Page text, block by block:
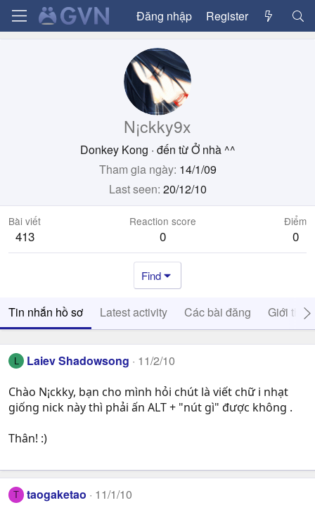
Đăng nhập Register
N¡ckky9x
Donkey Kong · đến từỞ nhà ^^
Tham gia ngày 14/1/09
Last seen 20/12/10
Bài viết
413
Reaction score
0
Điểm
0
Find
Tin nhắn hồ sơ Latest activity Các bài đăng Giới thiệu
L Laiev Shadowsong 11/2/10
Chào N¡ckky, bạn cho mình hỏi chút là viết chữ i nhạt
giống nick này thì phải ấn ALT + "nút gì" được không .
Thân! :)
T taogaketao 11/1/10